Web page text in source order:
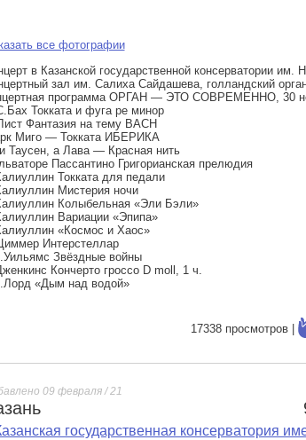
все фотографии
в Казанской государственной консерватории
зал им. Салиха Сайдашева, голландский
программа ОРГАН — ЭТО СОВРЕМЕННО, 30
Токката и фуга ре минор
Фантазия на тему BACH
Миго — Токката ИБЕРИКА
Таусен, а Лава — Красная нить
Пассантино Григорианская прелюдия
Токката для педали
Мистерия ночи
Колыбельная «Эли Бэли»
Вариации «Эпипа»
«Космос и Хаос»
Интерстеллар
Звёздные войны
Кончерто гроссо D moll, 1 ч.
«Дым над водой»
17338 просмотров |
09 февраля / 21
государственная консерватория